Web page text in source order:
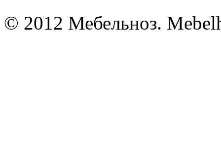
© 2012 Мебельноз.